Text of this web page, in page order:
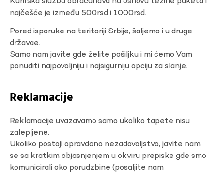
najčešće je između 500rsd i 1000rsd.
Pored isporuke na teritoriji Srbije, šaljemo i u druge
državae.
Samo nam javite gde želite pošiljku i mi ćemo Vam
ponuditi najpovoljniju i najsigurniju opciju za slanje.
Reklamacije
Reklamacije uvazavamo samo ukoliko tapete nisu
zalepljene.
Ukoliko postoji opravdano nezadovoljstvo, javite nam
se sa kratkim objasnjenjem u okviru prepiske gde smo
komunicirali oko porudzbine (posaljite nam